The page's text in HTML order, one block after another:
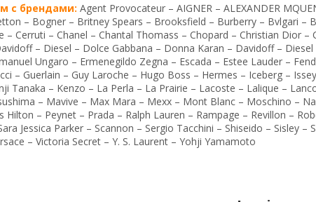
с брендами: Agent Provocateur – AIGNER – ALEXANDER
– Bogner – Britney Spears – Brooksfield – Burberry – Bvlgari –
– Cerruti – Chanel – Chantal Thomass – Chopard – Christian Dior
– Diesel – Dolce Gabbana – Donna Karan – Davidoff –
Ungaro – Ermenegildo Zegna – Escada – Estee Lauder –
– Guerlain – Guy Laroche – Hugo Boss – Hermes – Iceberg –
Tanaka – Kenzo – La Perla – La Prairie – Lacoste – Lalique –
– Mavive – Max Mara – Mexx – Mont Blanc – Moschino –
Hilton – Peynet – Prada – Ralph Lauren – Rampage – Revillon –
Jessica Parker – Scannon – Sergio Tacchini – Shiseido – Sisley
– Victoria Secret – Y. S. Laurent – Yohji Yamamoto